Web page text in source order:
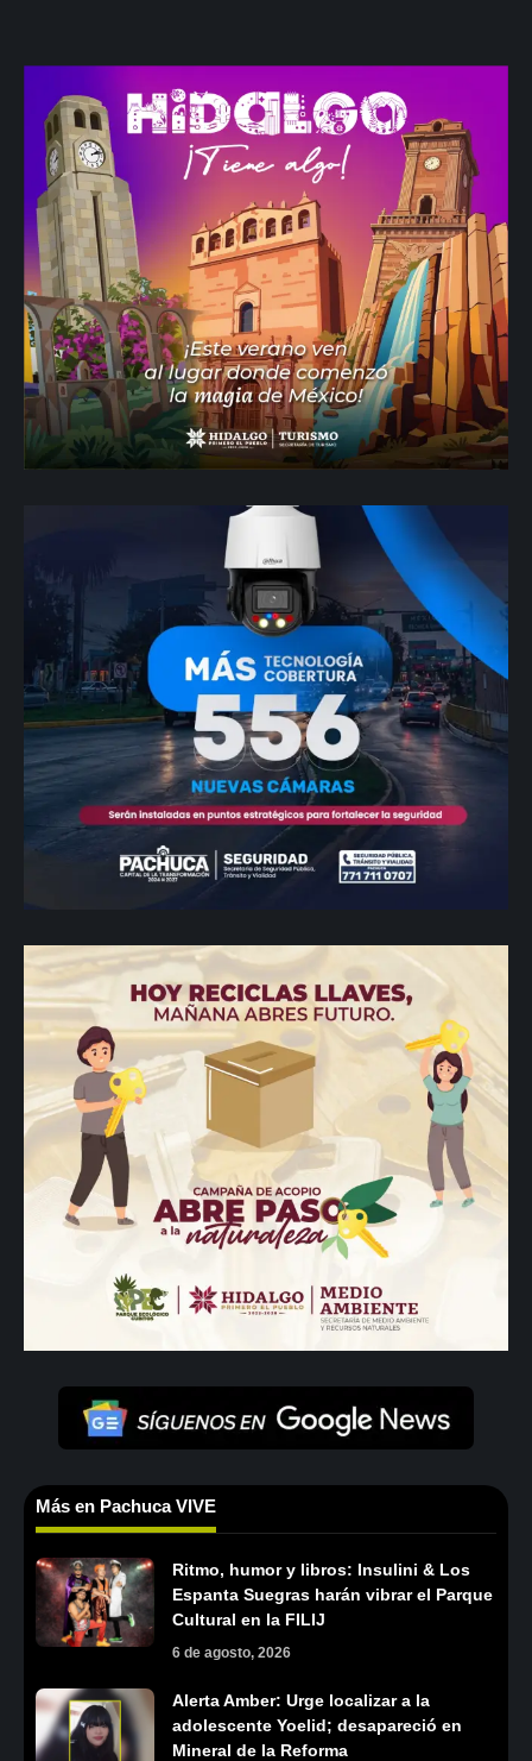
Más en Pachuca VIVE
Ritmo, humor y libros: Insulini & Los
Espanta Suegras harán vibrar el Parque
Cultural en la FILIJ
6 de agosto, 2026
Alerta Amber: Urge localizar a la
adolescente Yoelid; desapareció en
Mineral de la Reforma